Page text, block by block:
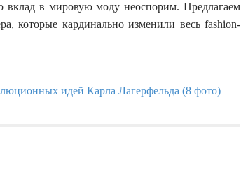
вклад в мировую моду неоспорим. Предлагаем
которые кардинально изменили весь fashion-